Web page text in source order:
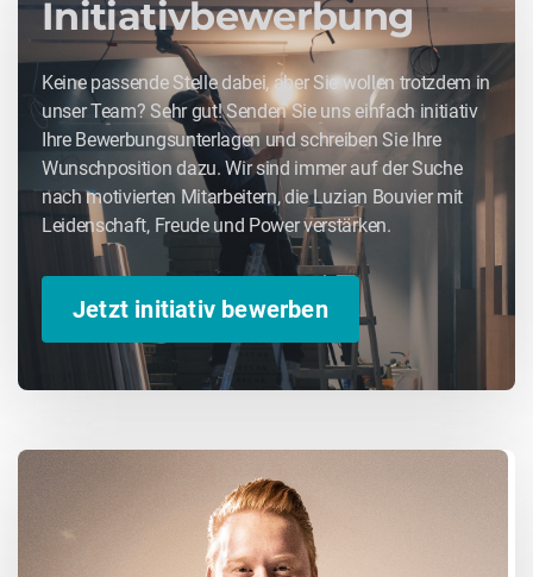
Initiativbewerbung
Keine passende Stelle dabei, aber Sie wollen trotzdem in
unser Team? Sehr gut! Senden Sie uns einfach initiativ
Ihre Bewerbungsunterlagen und schreiben Sie Ihre
Wunschposition dazu. Wir sind immer auf der Suche
nach motivierten Mitarbeitern, die Luzian Bouvier mit
Leidenschaft, Freude und Power verstärken.
Jetzt initiativ bewerben